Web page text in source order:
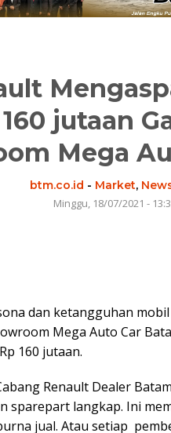
jutaan
Mega
btm.co.id - Market,
Minggu, 18/07/2021 -
dan ketangguhan
Mega Auto Car
160 jutaan.
Renault Dealer
sparepart langkap. Ini
jual. Atau setiap